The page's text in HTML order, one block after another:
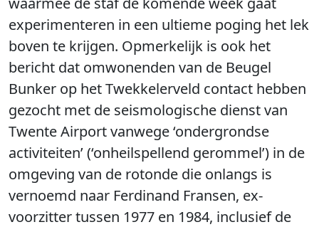
experimenteren in een ultieme poging het lek
boven te krijgen. Opmerkelijk is ook het
bericht dat omwonenden van de Beugel
Bunker op het Twekkelerveld contact hebben
gezocht met de seismologische dienst van
Twente Airport vanwege ‘ondergrondse
activiteiten’ (‘onheilspellend gerommel’) in de
omgeving van de rotonde die onlangs is
vernoemd naar Ferdinand Fransen, ex-
voorzitter tussen 1977 en 1984, inclusief de